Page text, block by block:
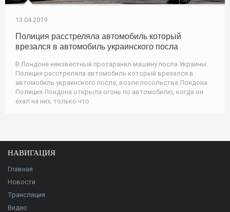
13.04.2019
Полиция расстреляла автомобиль который
врезался в автомобиль украинского посла
В Лондоне неизвестный протаранил машину посла Украины.
Полиция расстреляла автомобиль который врезался в
автомобиль украинского посла, возле посольства Лондона
Полиция Лондона открыла огонь по автомобилю, когда он
ехал на них, только что
НАВИГАЦИЯ
Главная
Новости
Трансляция
Видео